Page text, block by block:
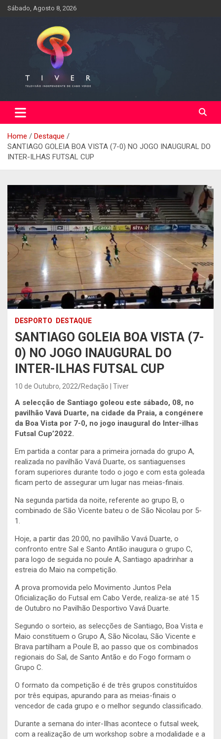
SkipSábado, Agosto 8, 2026
Home
Destaque
SANTIAGO GOLEIA BOA VISTA (7-0) NO JOGO INAUGURAL DO
INTER-ILHAS FUTSAL CUP
DESPORTO DESTAQUE
SANTIAGO GOLEIA BOA VISTA (7-
0) NO JOGO INAUGURAL DO
INTER-ILHAS FUTSAL CUP
10 de Outubro, 2022 Redação | Tiver
A selecção de Santiago goleou este sábado, 08, no
pavilhão Vavá Duarte, na cidade da Praia, a congénere
da Boa Vista por 7-0, no jogo inaugural do Inter-ilhas
Futsal Cup’2022.
Em partida a contar para a primeira jornada do grupo A,
realizada no pavilhão Vavá Duarte, os santiaguenses
foram superiores durante todo o jogo e com esta goleada
ficam perto de assegurar um lugar nas meias-finais.
Na segunda partida da noite, referente ao grupo B, o
combinado de São Vicente bateu o de São Nicolau por 5-
1.
Hoje, a partir das 20:00, no pavilhão Vavá Duarte, o
confronto entre Sal e Santo Antão inaugura o grupo C,
para logo de seguida no poule A, Santiago apadrinhar a
estreia do Maio na competição.
A prova promovida pelo Movimento Juntos Pela
Oficialização do Futsal em Cabo Verde, realiza-se até 15
de Outubro no Pavilhão Desportivo Vavá Duarte.
Segundo o sorteio, as selecções de Santiago, Boa Vista e
Maio constituem o Grupo A, São Nicolau, São Vicente e
Brava partilham a Poule B, ao passo que os combinados
regionais do Sal, de Santo Antão e do Fogo formam o
Grupo C.
O formato da competição é de três grupos constituídos
por três equipas, apurando para as meias-finais o
vencedor de cada grupo e o melhor segundo classificado.
Durante a semana do inter-Ilhas acontece o futsal week,
com a realização de um workshop sobre a modalidade e a